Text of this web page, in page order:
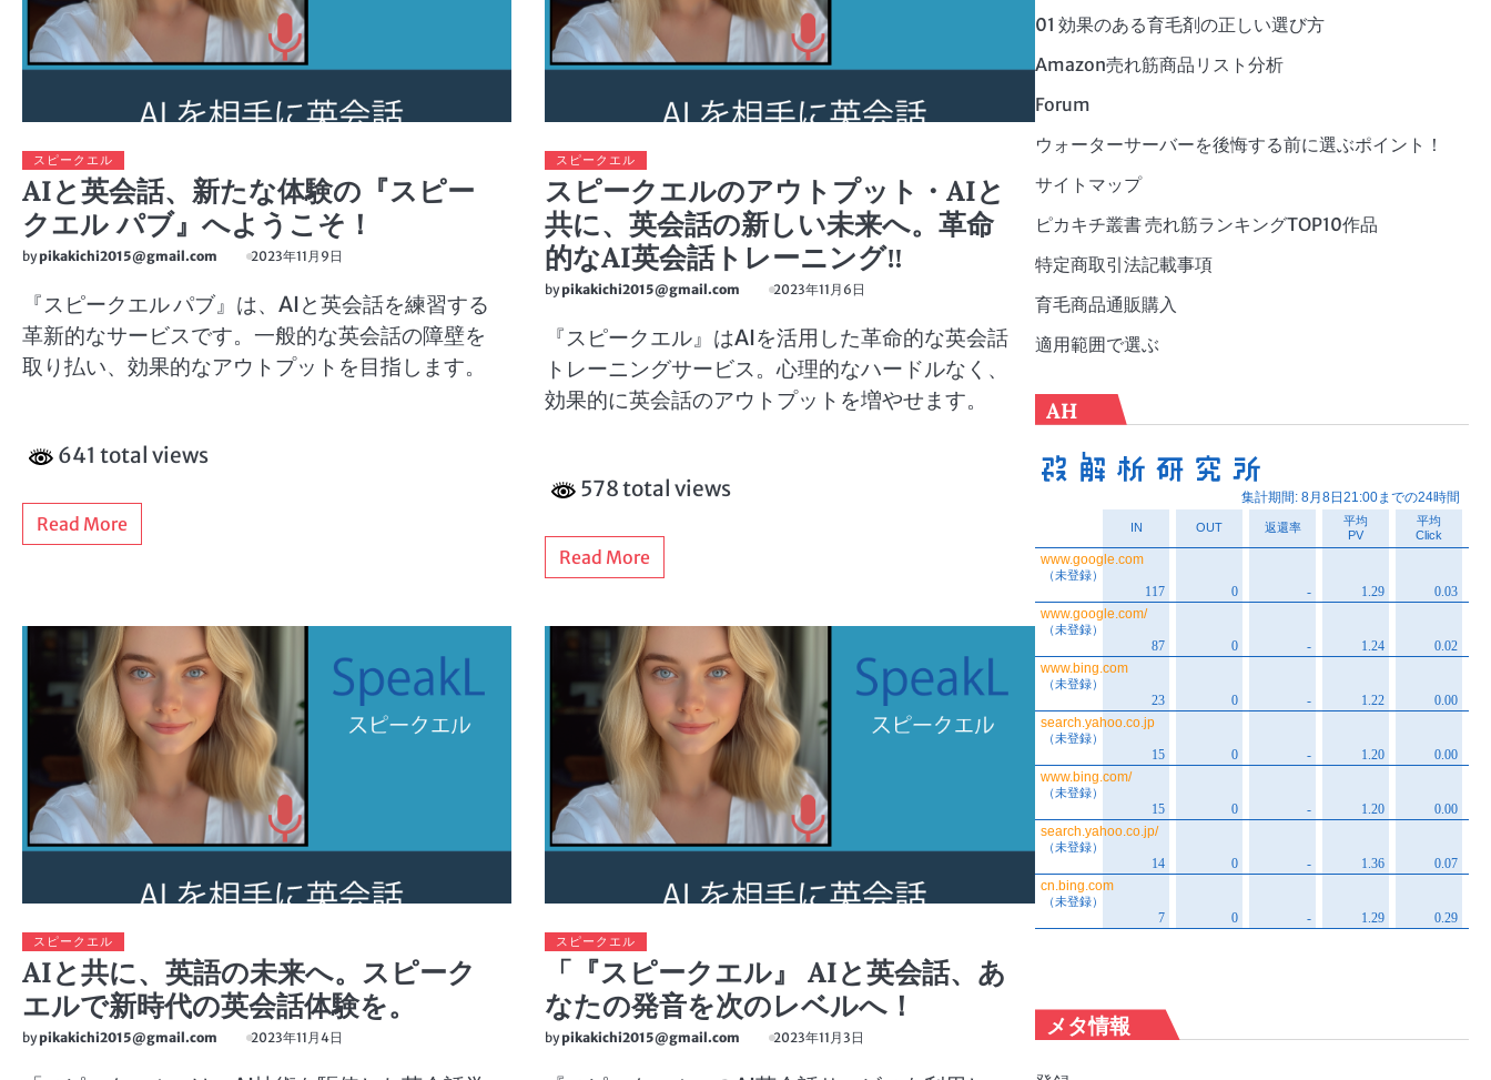
スピークエル
AIと英会話、新たな体験の『スピー
クエル パブ』へようこそ！
bypikakichi2015@gmail.com 2023年11月9日
『スピークエル パブ』は、AIと英会話を練習する
革新的なサービスです。一般的な英会話の障壁を
取り払い、効果的なアウトプットを目指します。
641 total views
Read More
スピークエル
スピークエルのアウトプット・AIと
共に、英会話の新しい未来へ。革命
的なAI英会話トレーニング‼
bypikakichi2015@gmail.com 2023年11月6日
『スピークエル』はAIを活用した革命的な英会話
トレーニングサービス。心理的なハードルなく、
効果的に英会話のアウトプットを増やせます。
578 total views
Read More
スピークエル
AIと共に、英語の未来へ。スピーク
エルで新時代の英会話体験を。
bypikakichi2015@gmail.com 2023年11月4日
スピークエル
「『スピークエル』 AIと英会話、あ
なたの発音を次のレベルへ！
bypikakichi2015@gmail.com 2023年11月3日
ー
01 効果のある育毛剤の正しい選び方
Amazon売れ筋商品リスト分析
Forum
ウォーターサーバーを後悔する前に選ぶポイント！
サイトマップ
ピカキチ叢書 売れ筋ランキングTOP10作品
特定商取引法記載事項
育毛商品通販購入
適用範囲で選ぶ
AH
メタ情報